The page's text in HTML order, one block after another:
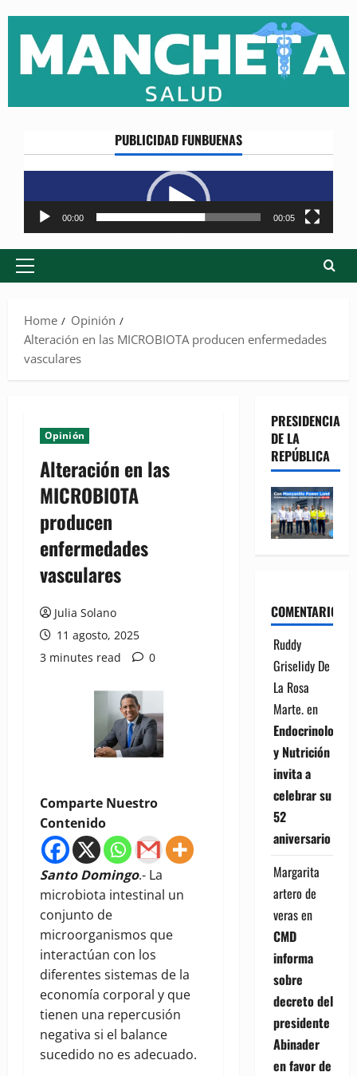
content
PUBLICIDAD FUNBUENAS
Reproductor
de
vídeo
00:00 00:05
Primary
Home
Opinión
Alteración en las MICROBIOTA producen enfermedades
vasculares
Opinión
Alteración en las
MICROBIOTA
producen
enfermedades
vasculares
Julia Solano
11 agosto, 2025
3 minutes read
0
Comparte Nuestro
Contenido
Santo Domingo.- La
microbiota intestinal un
conjunto de
microorganismos que
interactúan con los
diferentes sistemas de la
economía corporal y que
tienen una repercusión
negativa si el balance
sucedido no es adecuado.
PRESIDENCIA
DE LA
REPÚBLICA
COMENTARIOS
Ruddy
Griselidy De
La Rosa
Marte.en
Endocrinología
y Nutrición
invita a
celebrar su
52
aniversario
Margarita
artero de
verasen
CMD
informa
sobre
decreto del
presidente
Abinader
en favor de